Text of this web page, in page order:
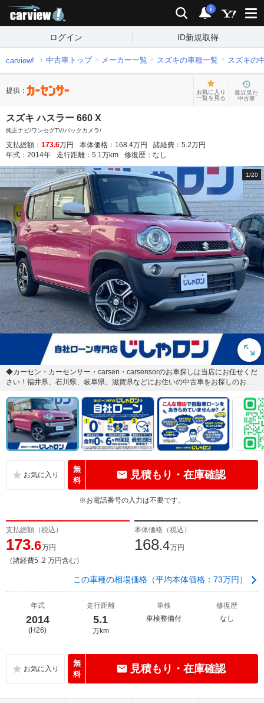
検索 通知
i
ログイン ID新規取得
carview! 中古車トップ メーカー一覧 スズキの車種一覧 スズキの
提供：
お気に入り
一覧を見る
最近見た
中古車
スズキ ハスラー 660 X
純正ナビ/ワンセグTV/バックカメラ/
支払総額： 173.6万円 本体価格： 168.4万円 諸経費： 5.2万円
年式： 2014年 走行距離： 5.1万km 修復歴： なし
1/20
◆カーセン・カーセンサー・carsen・carsensorのお車探しは当店にお任せくだ
さい！福井県、石川県、岐阜県、滋賀県などにお住いの中古車をお探しのお客
無
料
見積もり・在庫確認
※お電話番号の入力は不要です。
支払総額（税込）
173.6万円
（諸経費5 .2 万円含む）
本体価格（税込）
168.4万円
この車種の相場価格（平均本体価格：73万円）
年式
2014
(H26)
走行距離
5.1
万km
車検
車検整備付
修復歴
なし
無
料
見積もり・在庫確認